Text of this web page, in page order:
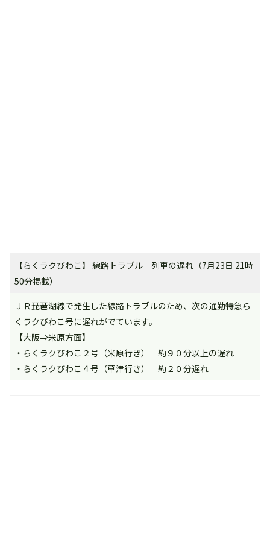
【らくラクびわこ】 線路トラブル 列車の遅れ（7月23日 21時
50分掲載）
ＪＲ琵琶湖線で発生した線路トラブルのため、次の通勤特急ら
くラクびわこ号に遅れがでています。
【大阪⇒米原方面】
・らくラクびわこ２号（米原行き） 約９０分以上の遅れ
・らくラクびわこ４号（草津行き） 約２０分遅れ